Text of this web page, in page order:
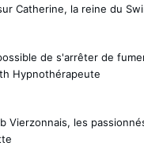
Catherine, la reine du
de s'arrêter de
Hypnothérapeute
Vierzonnais, les